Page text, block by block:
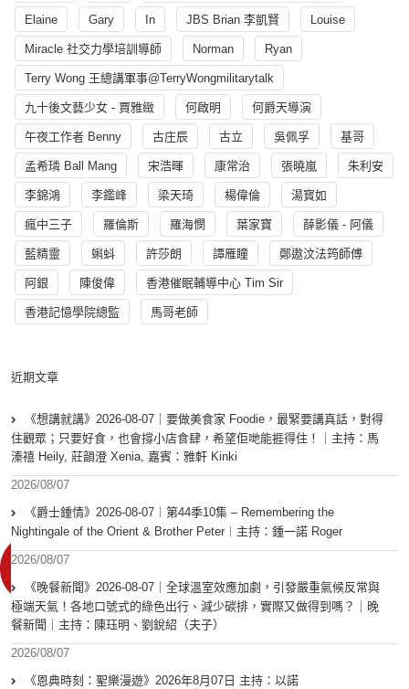
Elaine Gary In JBS Brian 李凱賢 Louise
Miracle 社交力學培訓導師 Norman Ryan
Terry Wong 王總講軍事@TerryWongmilitarytalk
九十後文藝少女 - 賈雅緻 何啟明 何爵天導演
午夜工作者 Benny 古庄辰 古立 吳佩孚 基哥
孟希璘 Ball Mang 宋浩暉 康常治 張曉嵐 朱利安
李錦鴻 李鑑峰 梁天琦 楊偉倫 湯寳如
瘋中三子 羅倫斯 羅海憫 葉家寶 薛影儀 - 阿儀
藍精靈 蝌蚪 許莎朗 譚雁瞳 鄭遨汶法筠師傅
阿銀 陳俊偉 香港催眠輔導中心 Tim Sir
香港記憶學院總監 馬哥老師
近期文章
《想講就講》2026-08-07｜要做美食家 Foodie，最緊要講真話，對得
住觀眾；只要好食，也會撐小店食肆，希望佢哋能捱得住！｜主持：馬
溱禧 Heily, 莊韻澄 Xenia, 嘉賓：雅軒 Kinki
2026/08/07
《爵士鍾情》2026-08-07︱第44季10集 – Remembering the
Nightingale of the Orient & Brother Peter︱主持：鍾一諾 Roger
2026/08/07
《晚餐新聞》2026-08-07｜全球溫室效應加劇，引發嚴重氣候反常與
極端天氣！各地口號式的綠色出行、減少碳排，實際又做得到嗎？｜晚
餐新聞｜主持：陳珏明、劉銳紹（夫子）
2026/08/07
《恩典時刻：聖樂漫遊》2026年8月07日 主持：以諾